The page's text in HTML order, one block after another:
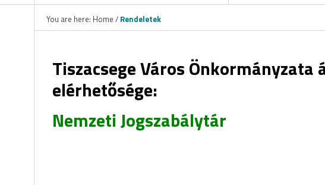
You are here: Home / Rendeletek
Tiszacsege Város
elérhetősége:
Nemzeti Jogszabálytár